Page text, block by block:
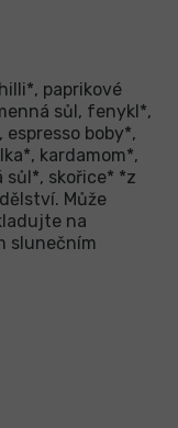
paprikové
sůl, fenykl*,
espresso boby*,
kardamom*,
sůl*, skořice* *z
Může
na
slunečním